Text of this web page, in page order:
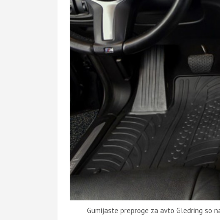
Gumijaste preproge za avto Gledring so